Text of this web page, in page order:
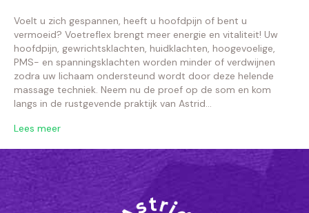
Voelt u zich gespannen, heeft u hoofdpijn of bent u
vermoeid? Voetreflex brengt meer energie en vitaliteit! Uw
hoofdpijn, gewrichtsklachten, huidklachten, hoogevoelige,
PMS- en spanningsklachten worden minder of verdwijnen
zodra uw lichaam ondersteund wordt door deze helende
massage techniek. Neem nu de proef op de som en kom
langs in de rustgevende praktijk van Astrid…
Lees meer